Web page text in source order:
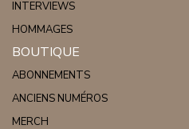
INTERVIEWS
HOMMAGES
BOUTIQUE
ABONNEMENTS
ANCIENS NUMÉROS
MERCH